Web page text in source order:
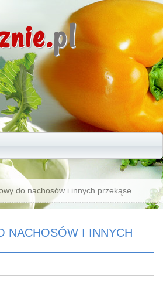
pl
do nachosów i innych przekąse
NACHOSÓW I INNYCH